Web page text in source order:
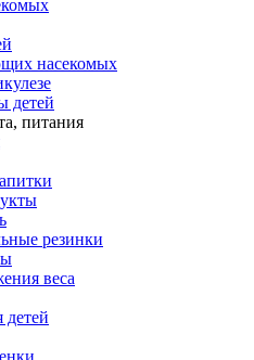
насекомых
детей
питания
резинки
веса
детей